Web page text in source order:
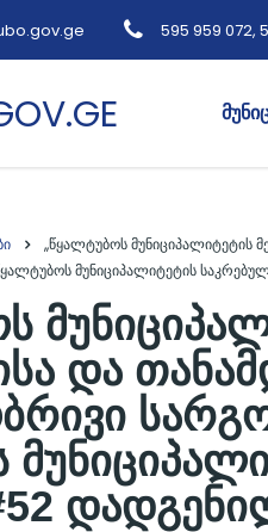
595 959 072,
,,წყალტუბოს მუნიციპალიტეტის
წყალტუბოს მუნიციპალიტეტის
და